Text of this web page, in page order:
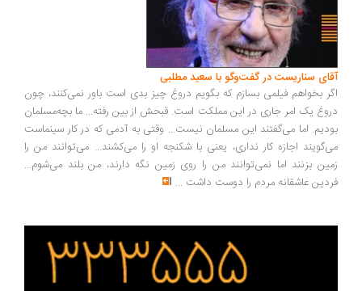
سناریست در گفت‌وگو با سعید مطلبی
بخواهم فیلمی بسازم که بگویم دروغ چیز بدی است باور نمی‌کنند، چون
یک امر جاری در این مملکت است. قبحش از بین رفته... ما بچه‌مسلمان
اما می‌گفتند این مسلمان نیست... وقتی به آدمی که در کار سینماست
اجازه کار نداری، یعنی با شکنجه او را می‌کشند... می‌توانند من را
بزنند اما نمی‌توانند من را روی زمین نگه دارند، من بلند می‌شوم...
عاشقانه مردم را دوست داشت ...